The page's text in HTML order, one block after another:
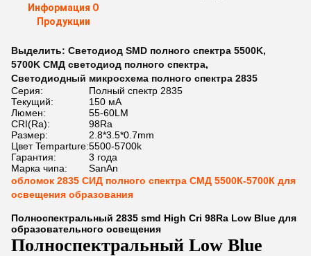
Информация О
Продукции
Выделить: Светодиод SMD полного спектра 5500K,
5700K СМД светодиод полного спектра,
Светодиодный микросхема полного спектра 2835
Серия:
Полный спектр 2835
Текущий:
150 мА
Люмен:
55-60LM
CRI(Ra):
98Ra
Размер:
2.8*3.5*0.7mm
Цвет Temparture:5500-5700k
Гарантия:
3 года
Марка чипа:
SanAn
обломок 2835 СИД полного спектра СМД 5500К-5700К для
освещения образования
Полноспектральный 2835 smd High Cri 98Ra Low Blue для
образовательного освещения
Полноспектральный Low Blue